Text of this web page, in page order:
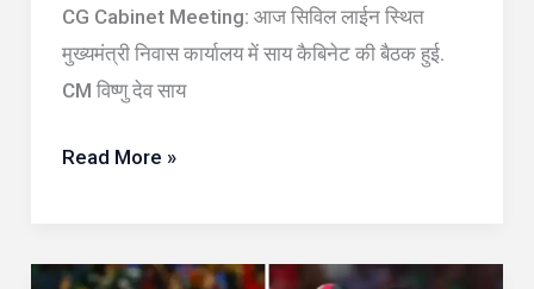
CG Cabinet Meeting: आज सिविल लाईन स्थित
मुख्यमंत्री निवास कार्यालय में साय कैबिनेट की बैठक हुई.
CM विष्णु देव साय
बढ़ावा
Read More »
T20